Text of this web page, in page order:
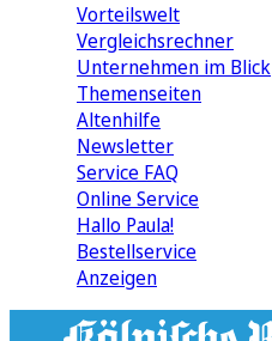
Vorteilswelt
Vergleichsrechner
Unternehmen im Blick
Themenseiten
Altenhilfe
Newsletter
Service FAQ
Online Service
Hallo Paula!
Bestellservice
Anzeigen